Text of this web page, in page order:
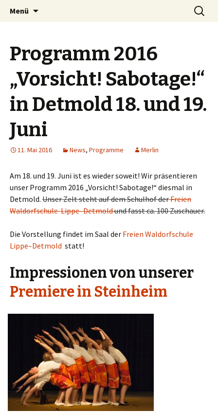
Menü
Suchen
nach:
Programm 2016
„Vorsicht! Sabotage!“
in Detmold 18. und 19.
Juni
11. Mai 2016 News, Programme Merlin
Am 18. und 19. Juni ist es wieder soweit! Wir präsentieren
unser Programm 2016 „Vorsicht! Sabotage!“ diesmal in
Detmold. Unser Zelt steht auf dem Schulhof derFreien
Waldorfschule Lippe–Detmoldund fasst ca. 100 Zuschauer.
Die Vorstellung findet im Saal der Freien Waldorfschule
Lippe–Detmold statt!
Impressionen von unserer
Premiere in Steinheim